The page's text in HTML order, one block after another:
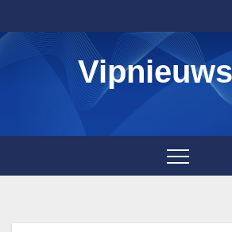
to
content